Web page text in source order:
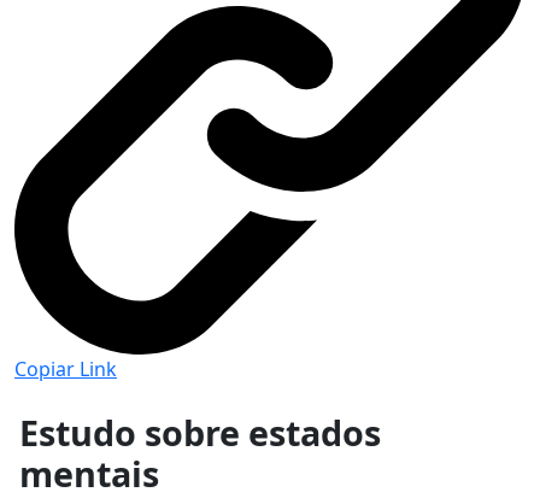
Copiar Link
Estudo sobre estados
mentais